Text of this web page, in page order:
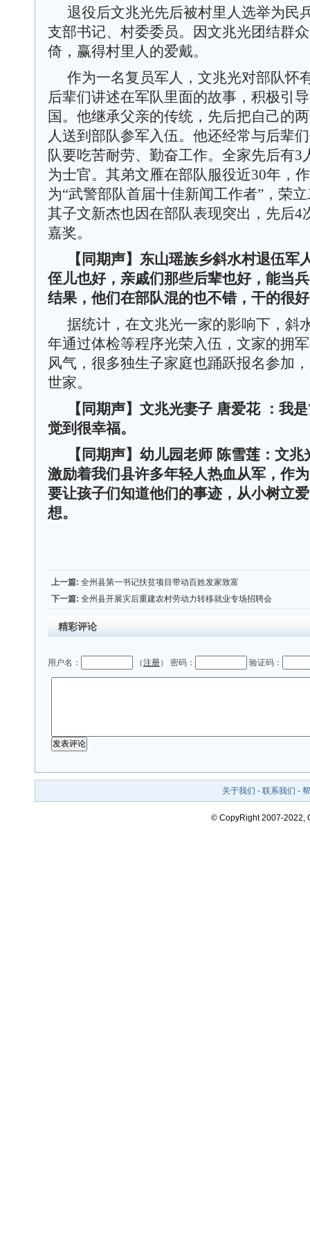
退役后文兆光先后被村里人选举为民
支部书记、村委委员。因文兆光团结群
倚，赢得村里人的爱戴。
作为一名复员军人，文兆光对部队怀
后辈们讲述在军队里面的故事，积极引
国。他继承父亲的传统，先后把自己的
人送到部队参军入伍。他还经常与后辈
队要吃苦耐劳、勤奋工作。全家先后有3
为士官。其弟文雁在部队服役近30年，
为“武警部队首届十佳新闻工作者”，荣
其子文新杰也因在部队表现突出，先后4
嘉奖。
【同期声】 东山瑶族乡斜水村退伍军
侄儿也好，亲戚们那些后辈也好，能当
结果，他们在部队混的也不错，干的很
据统计，在文兆光一家的影响下，斜
年通过体检等程序光荣入伍，文家的拥
风气，很多独生子家庭也踊跃报名参加
世家。
【同期声】 文兆光妻子 唐爱花 ：我是
觉到很幸福。
【同期声】幼儿园老师 陈雪莲：文兆
激励着我们县许多年轻人热血从军，作
要让孩子们知道他们的事迹，从小树立
想。
上一篇: 全州县第一书记扶贫项目带动百姓发家致富
下一篇: 全州县开展灾后重建农村劳动力转移就业专场招聘会
精彩评论
用户名： （注册） 密码： 验证码：
关于我们 - 联系我们 -
© CopyRight 2007-2022,